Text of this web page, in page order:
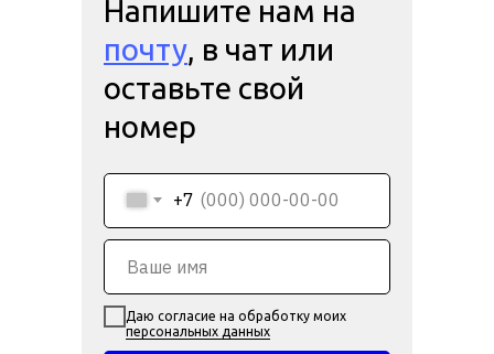
Напишите нам на
почту, в чат или
оставьте свой
номер
+7
Даю согласие на обработку моих
персональных данных